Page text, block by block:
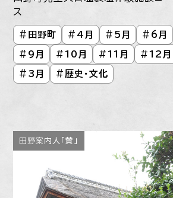
ス
# 田野町 # 4月 # 5月 # 6月
# 9月 #10月 #11月 #12月
# 3月 # 歴史・文化
田野案内人「賛」